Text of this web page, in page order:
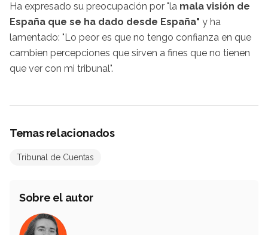
Ha expresado su preocupación por "la mala visión de
España que se ha dado desde España" y ha
lamentado: "Lo peor es que no tengo confianza en que
cambien percepciones que sirven a fines que no tienen
que ver con mi tribunal".
Temas relacionados
Tribunal de Cuentas
Sobre el autor